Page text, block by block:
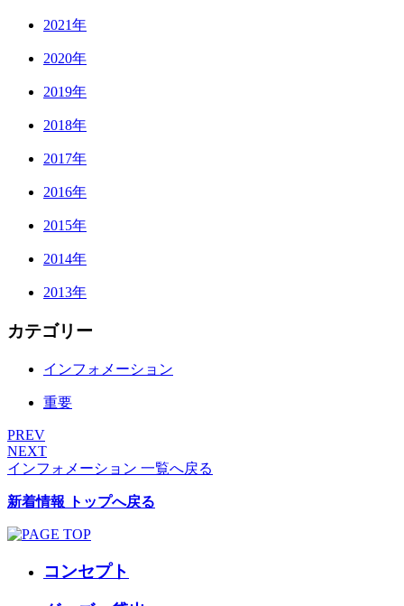
2021年
2020年
2019年
2018年
2017年
2016年
2015年
2014年
2013年
カテゴリー
インフォメーション
重要
PREV
NEXT
インフォメーション 一覧へ戻る
新着情報 トップへ戻る
コンセプト